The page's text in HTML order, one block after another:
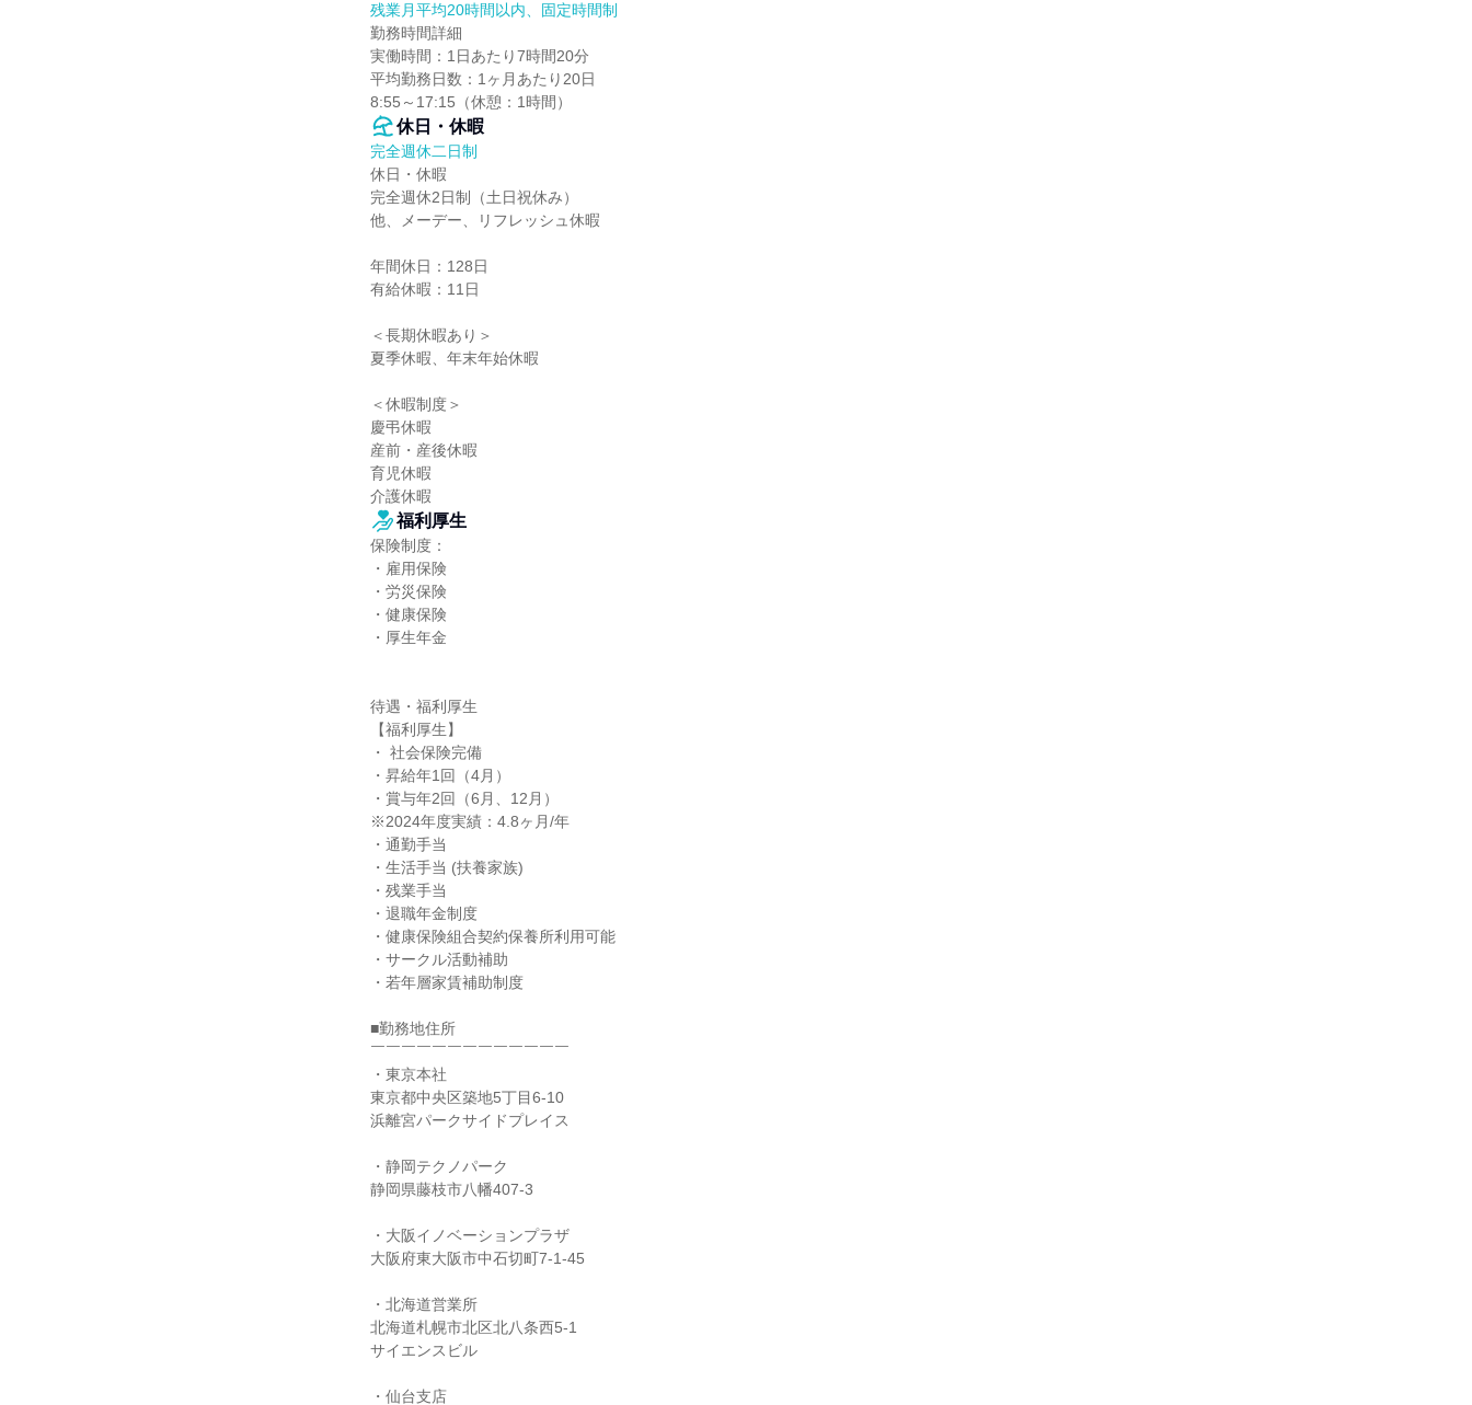
残業月平均20時間以内、固定時間制
勤務時間詳細
実働時間：1日あたり7時間20分
平均勤務日数：1ヶ月あたり20日
8:55～17:15（休憩：1時間）
休日・休暇
完全週休二日制
休日・休暇
完全週休2日制（土日祝休み）
他、メーデー、リフレッシュ休暇
年間休日：128日
有給休暇：11日
＜長期休暇あり＞
夏季休暇、年末年始休暇
＜休暇制度＞
慶弔休暇
産前・産後休暇
育児休暇
介護休暇
福利厚生
保険制度：
・雇用保険
・労災保険
・健康保険
・厚生年金
待遇・福利厚生
【福利厚生】
・ 社会保険完備
・昇給年1回（4月）
・賞与年2回（6月、12月）
※2024年度実績：4.8ヶ月/年
・通勤手当
・生活手当 (扶養家族)
・残業手当
・退職年金制度
・健康保険組合契約保養所利用可能
・サークル活動補助
・若年層家賃補助制度
■勤務地住所
￣￣￣￣￣￣￣￣￣￣￣￣￣
・東京本社
東京都中央区築地5丁目6-10
浜離宮パークサイドプレイス
・静岡テクノパーク
静岡県藤枝市八幡407-3
・大阪イノベーションプラザ
大阪府東大阪市中石切町7-1-45
・北海道営業所
北海道札幌市北区北八条西5-1
サイエンスビル
・仙台支店